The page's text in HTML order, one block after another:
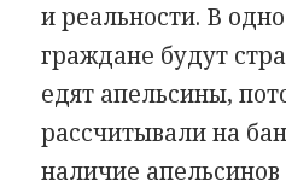
и реальности. В
граждане будут
едят апельсины,
рассчитывали на
наличие